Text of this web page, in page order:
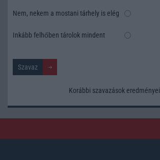
Nem, nekem a mostani tárhely is elég
Inkább felhőben tárolok mindent
Korábbi szavazások eredményei